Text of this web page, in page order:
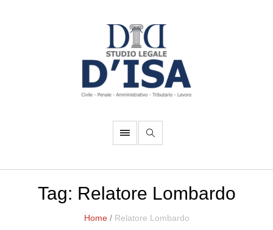
Tag: Relatore Lombardo
Home / Relatore Lombardo